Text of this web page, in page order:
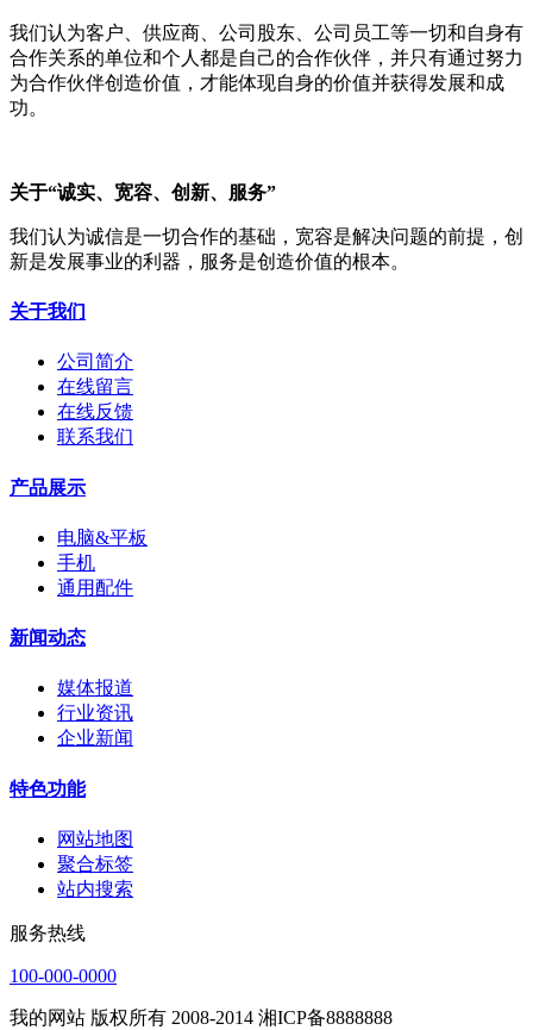
我们认为客户、供应商、公司股东、公司员工等一切和自身有
合作关系的单位和个人都是自己的合作伙伴，并只有通过努力
为合作伙伴创造价值，才能体现自身的价值并获得发展和成
功。
关于“诚实、宽容、创新、服务”
我们认为诚信是一切合作的基础，宽容是解决问题的前提，创
新是发展事业的利器，服务是创造价值的根本。
关于我们
公司简介
在线留言
在线反馈
联系我们
产品展示
电脑&平板
手机
通用配件
新闻动态
媒体报道
行业资讯
企业新闻
特色功能
网站地图
聚合标签
站内搜索
服务热线
100-000-0000
我的网站 版权所有 2008-2014 湘ICP备8888888